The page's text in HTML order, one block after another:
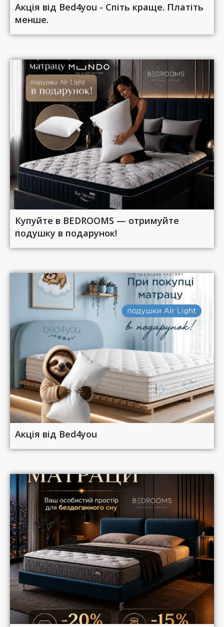
Акція від Bed4you - Спіть краще. Платіть
менше.
Купуйте в BEDROOMS — отримуйте
подушку в подарунок!
Акція від Bed4you